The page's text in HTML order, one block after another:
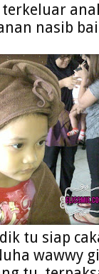
nasib
tu siap
wawwy